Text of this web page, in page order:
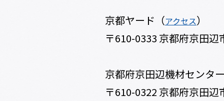
京都ヤード（アクセス）
〒610-0333 京都府京田
京都府京田辺機材センタ
〒610-0322 京都府京田